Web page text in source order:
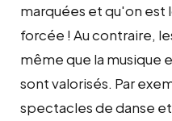
marquées et qu'on est
forcée ! Au contraire,
même que la musique
sont valorisés. Par
spectacles de danse